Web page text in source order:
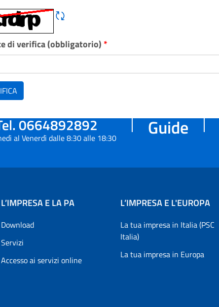
Rigene CAPTCHA
di verifica (obbligatorio) *
0664892892
al Venerdì dalle 8:30 alle 18:30 Guide
L’IMPRESA E LA PA
Download
Servizi
Accesso ai servizi online
L’IMPRESA E L'EUROPA
La tua impresa in Italia (PSC
Italia)
La tua impresa in Europa